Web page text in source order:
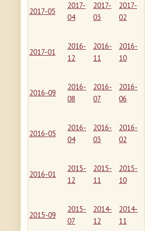
2017-05
2017-
04
2017-
03
2017-
02
2017-01
2016-
12
2016-
11
2016-
10
2016-09
2016-
08
2016-
07
2016-
06
2016-05
2016-
04
2016-
03
2016-
02
2016-01
2015-
12
2015-
11
2015-
10
2015-09
2015-
07
2014-
12
2014-
11